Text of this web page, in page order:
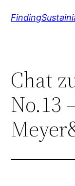
Inhalt
Chat
No.13